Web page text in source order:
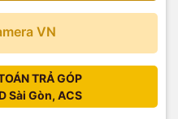
VN
TRẢ GÓP
Sài Gòn, ACS